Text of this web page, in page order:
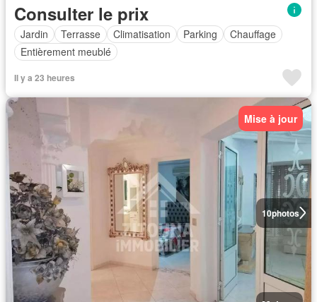
Consulter le prix
Jardin Terrasse Climatisation Parking
Chauffage
Entièrement meublé
Il y a 23 heures
10photos
Mise à jour